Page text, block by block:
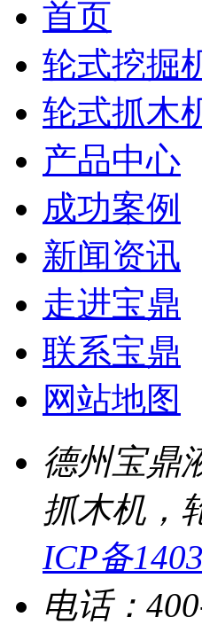
首页
轮式挖掘
轮式抓木
产品中心
成功案例
新闻资讯
走进宝鼎
联系宝鼎
网站地图
德州宝鼎
抓木机，
ICP备
电话：